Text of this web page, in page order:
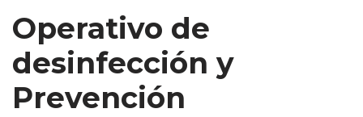
Operativo de
desinfección y
Prevención